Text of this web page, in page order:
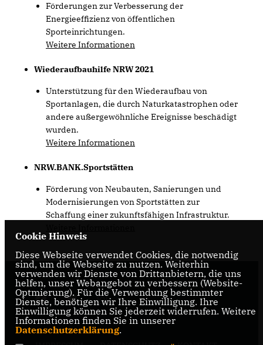
Förderungen zur Verbesserung der
Energieeffizienz von öffentlichen
Sporteinrichtungen.
Weitere Informationen
Wiederaufbauhilfe NRW 2021
Unterstützung für den Wiederaufbau von
Sportanlagen, die durch Naturkatastrophen oder
andere außergewöhnliche Ereignisse beschädigt
wurden.
Weitere Informationen
NRW.BANK.Sportstätten
Förderung von Neubauten, Sanierungen und
Modernisierungen von Sportstätten zur
Schaffung einer zukunftsfähigen Infrastruktur.
Cookie Hinweis
Diese Webseite verwendet Cookies, die notwendig
sind, um die Webseite zu nutzen. Weiterhin
verwenden wir Dienste von Drittanbietern, die uns
helfen, unser Webangebot zu verbessern (Website-
Optmierung). Für die Verwendung bestimmter
Dienste, benötigen wir Ihre Einwilligung. Ihre
Einwilligung können Sie jederzeit widerrufen. Weitere
Informationen finden Sie in unserer
Datenschutzerklärung.